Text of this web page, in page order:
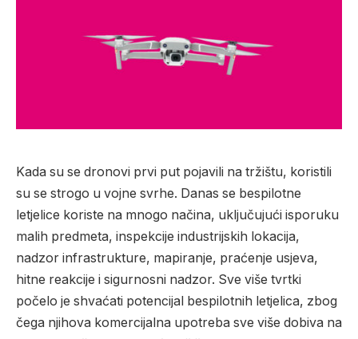
Kada su se dronovi prvi put pojavili na tržištu, koristili
su se strogo u vojne svrhe. Danas se bespilotne
letjelice koriste na mnogo načina, uključujući isporuku
malih predmeta, inspekcije industrijskih lokacija,
nadzor infrastrukture, mapiranje, praćenje usjeva,
hitne reakcije i sigurnosni nadzor. Sve više tvrtki
počelo je shvaćati potencijal bespilotnih letjelica, zbog
čega njihova komercijalna upotreba sve više dobiva na